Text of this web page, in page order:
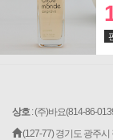
상호: (주)바요(814-86-
(127-77) 경기도 광주시